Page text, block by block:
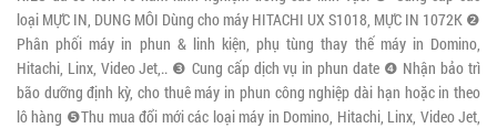
loại MỰC IN, DUNG MÔI Dùng cho máy HITACHI UX S1018, MỰC IN 1072K ❷
Phân phối máy in phun & linh kiện, phụ tùng thay thế máy in Domino,
Hitachi, Linx, Video Jet,.. ❸ Cung cấp dịch vụ in phun date ❹ Nhận bảo trì
bão dưỡng định kỳ, cho thuê máy in phun công nghiệp dài hạn hoặc in theo
lô hàng ❺Thu mua đổi mới các loại máy in Domino, Hitachi, Linx, Video Jet,